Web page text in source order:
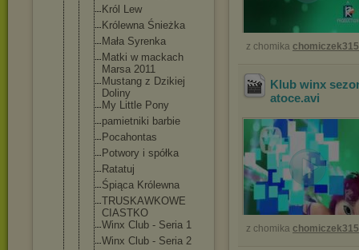
Król Lew
Królewna Śnieżka
Mała Syrenka
Matki w mackach
Marsa 2011
Mustang z Dzikiej
Doliny
My Little Pony
pamietniki barbie
Pocahontas
Potwory i spółka
Ratatuj
Śpiąca Królewna
TRUSKAWKOWE
CIASTKO
Winx Club - Seria 1
Winx Club - Seria 2
z chomika
Klub winx
atoce.avi
z chomika